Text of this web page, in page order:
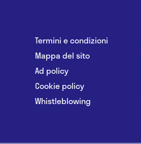
Termini e condizioni
Mappa del sito
Ad policy
Cookie policy
Whistleblowing